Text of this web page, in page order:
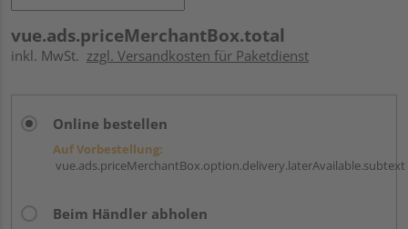
vue.ads.priceMerchantBox.total
inkl. MwSt. zzgl. Versandkosten für Paketdienst
Online bestellen
Auf Vorbestellung:
vue.ads.priceMerchantBox.option.delivery.laterAvailable.subtext
Beim Händler abholen